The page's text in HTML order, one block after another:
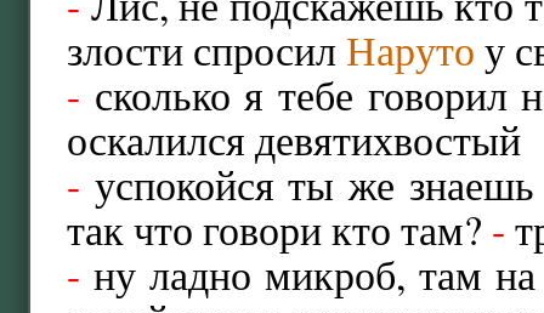
злости спросилНарутоу
- сколько я тебе
оскалился девятихвостый
- успокойся ты же
так что говори кто там? -
- ну ладно микроб, там на